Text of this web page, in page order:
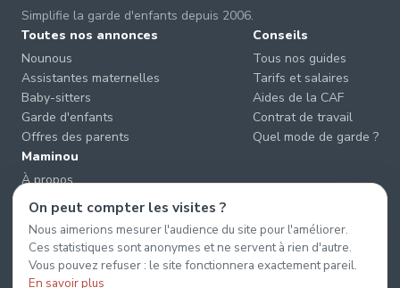
Simplifie la garde d'enfants depuis 2006.
Toutes nos annonces
Nounous
Assistantes maternelles
Baby-sitters
Garde d'enfants
Offres des parents
Conseils
Tous nos guides
Tarifs et salaires
Aides de la CAF
Contrat de travail
Quel mode de garde ?
Maminou
À propos
Nous contacter
Éviter les arnaques
CGU & CGV
Confidentialité
On peut compter les visites ?
Nous aimerions mesurer l'audience du site pour l'améliorer.
Ces statistiques sont anonymes et ne servent à rien d'autre.
Vous pouvez refuser : le site fonctionnera exactement pareil.
En savoir plus